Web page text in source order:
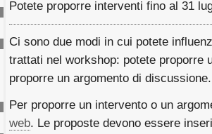
Potete proporre interventi fino al 31
Ci sono due modi in cui potete
trattati nel workshop: potete proporre
proporre un argomento di discussione.
Per proporre un intervento o un
web. Le proposte devono essere